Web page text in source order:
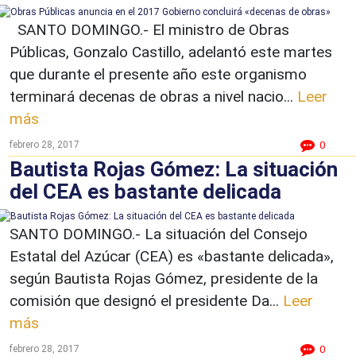
SANTO DOMINGO.- El ministro de Obras
Públicas, Gonzalo Castillo, adelantó este martes
que durante el presente año este organismo
terminará decenas de obras a nivel nacio... Leer
más
febrero 28, 2017 0
Bautista Rojas Gómez: La situación
del CEA es bastante delicada
SANTO DOMINGO.- La situación del Consejo
Estatal del Azúcar (CEA) es «bastante delicada»,
según Bautista Rojas Gómez, presidente de la
comisión que designó el presidente Da... Leer
más
febrero 28, 2017 0